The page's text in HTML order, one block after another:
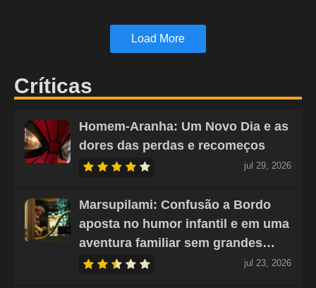
Load More
Críticas
Homem-Aranha: Um Novo Dia e as
dores das perdas e recomeços
jul 29, 2026
Marsupilami: Confusão a Bordo
aposta no humor infantil e em uma
aventura familiar sem grandes…
jul 23, 2026